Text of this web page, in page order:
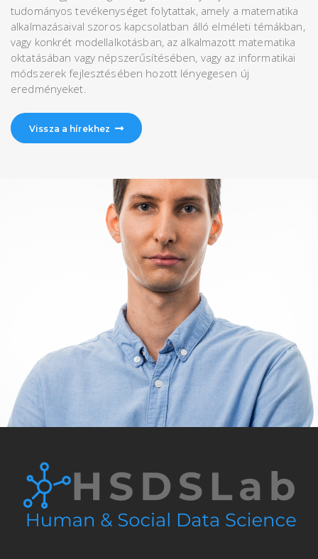
tudományos tevékenységet folytattak, amely a matematika
alkalmazásaival szoros kapcsolatban álló elméleti témákban,
vagy konkrét modellalkotásban, az alkalmazott matematika
oktatásában vagy népszerűsítésében, vagy az informatikai
módszerek fejlesztésében hozott lényegesen új
eredményeket.
Vissza a hírekhez